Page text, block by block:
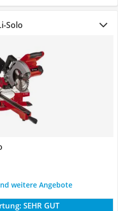
Solo
weitere Angebote
SEHR GUT